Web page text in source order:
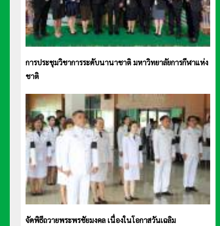
การประชุมวิชาการระดับนานาชาติ มหาวิทยาลัยการกีฬาแห่ง
ชาติ
จัดพิธีถวายพระพรชัยมงคล เนื่องในโอกาสวันเฉลิม